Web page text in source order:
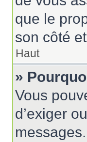
que le
son côté
Haut
»
Vous
d’exiger